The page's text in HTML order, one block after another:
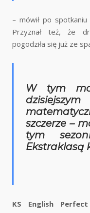
– mówił po spotkaniu
Przyznał też, że
pogodziła się już ze
W tym
szczerze –
tym
Ekstraklasą
KS English